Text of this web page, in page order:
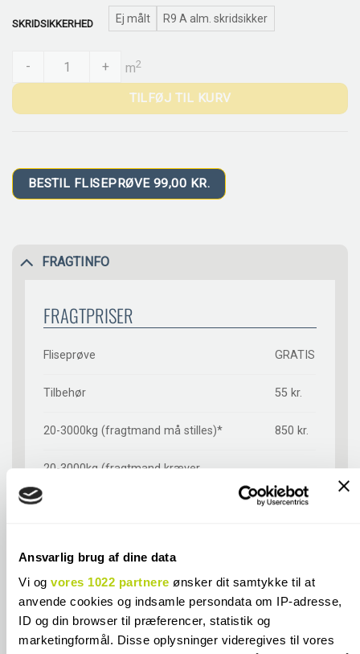
Ansvarlig brug af dine data
Vi og vores 1022 partnere ønsker dit samtykke til at
anvende cookies og indsamle persondata om IP-adresse,
ID og din browser til præferencer, statistik og
marketingformål. Disse oplysninger videregives til vores
FRAGTINFO
FRAGTPRISER
Fliseprøve GRATIS
Tilbehør 55 kr.
20-3000kg (fragtmand må stilles)* 850 kr.
20-3000kg (fragtmand kræver
*Emballage- og håndteringstillæg ved køb
**Emballage- og håndteringstillæg ved
køb af ægte terrazzofliser
SKRIDSIKKERHED Ej målt R9 A alm. skridsikker
Modena Onyx Alabaster quantity
- + m2
TILFØJ TIL KURV
BESTIL FLISEPRØVE 99,00 KR.